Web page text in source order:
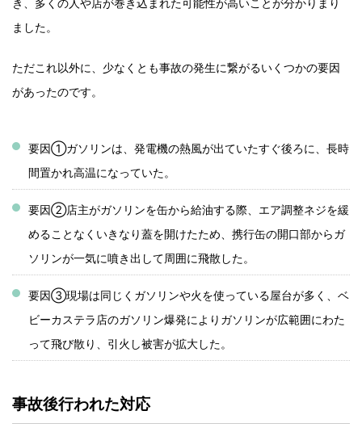
ました。
ただこれ以外に、少なくとも事故の発生に繋がるいくつかの要因
があったのです。
要因①ガソリンは、発電機の熱風が出ていたすぐ後ろに、長時
間置かれ高温になっていた。
要因②店主がガソリンを缶から給油する際、エア調整ネジを緩
めることなくいきなり蓋を開けたため、携行缶の開口部からガ
ソリンが一気に噴き出して周囲に飛散した。
要因③現場は同じくガソリンや火を使っている屋台が多く、ベ
ビーカステラ店のガソリン爆発によりガソリンが広範囲にわた
って飛び散り、引火し被害が拡大した。
事故後行われた対応